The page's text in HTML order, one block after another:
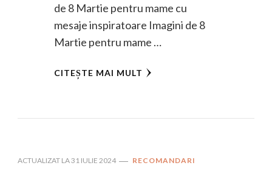
de 8 Martie pentru mame cu
mesaje inspiratoare Imagini de 8
Martie pentru mame …
CITEȘTE MAI MULT
ACTUALIZAT LA31 IULIE 2024 RECOMANDARI